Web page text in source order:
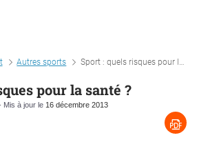
Autres sports Sport : quels risques pour la santé ?
pour la santé ?
Mis à jour le 16 décembre 2013